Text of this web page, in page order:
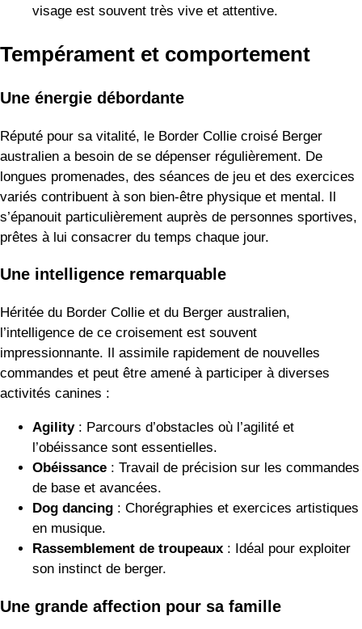
visage est souvent très vive et attentive.
Tempérament et comportement
Une énergie débordante
Réputé pour sa vitalité, le Border Collie croisé Berger
australien a besoin de se dépenser régulièrement. De
longues promenades, des séances de jeu et des exercices
variés contribuent à son bien-être physique et mental. Il
s’épanouit particulièrement auprès de personnes sportives,
prêtes à lui consacrer du temps chaque jour.
Une intelligence remarquable
Héritée du Border Collie et du Berger australien,
l’intelligence de ce croisement est souvent
impressionnante. Il assimile rapidement de nouvelles
commandes et peut être amené à participer à diverses
activités canines :
Agility: Parcours d’obstacles où l’agilité et
l’obéissance sont essentielles.
Obéissance : Travail de précision sur les commandes
de base et avancées.
Dog dancing : Chorégraphies et exercices artistiques
en musique.
Rassemblement de troupeaux : Idéal pour exploiter
son instinct de berger.
Une grande affection pour sa famille